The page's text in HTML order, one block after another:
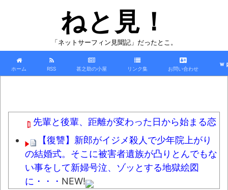
ねと見！
「ネットサーフィン見聞記」だったとこ。
ホーム RSS 甚之助の小屋 リンク集 お問い合わせ
ｗ
先輩と後輩、距離が変わった日から始まる恋
【復讐】新郎がイジメ殺人で少年院上がり
の結婚式。そこに被害者遺族が凸りとんでもな
い事をして新婦号泣、ゾッとする地獄絵図
に・・・ NEW!